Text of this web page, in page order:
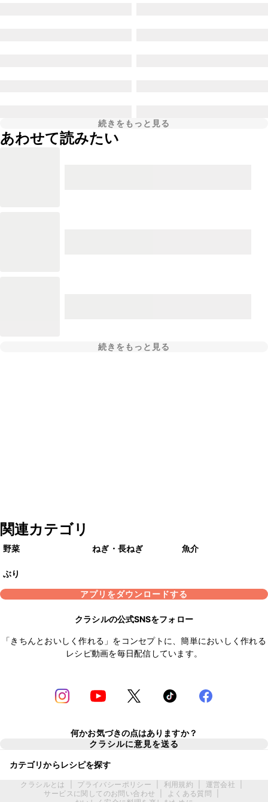
続きをもっと見る
あわせて読みたい
続きをもっと見る
関連カテゴリ
野菜 ねぎ・長ねぎ 魚介
ぶり
アプリをダウンロードする
クラシルの公式SNSをフォロー
「きちんとおいしく作れる」をコンセプトに、簡単においしく作れる
レシピ動画を毎日配信しています。
何かお気づきの点はありますか？
クラシルに意見を送る
カテゴリからレシピを探す
クラシルとは プライバシーポリシー 利用規約 運営会社
サービスに関してのお問い合わせ
よくある質問